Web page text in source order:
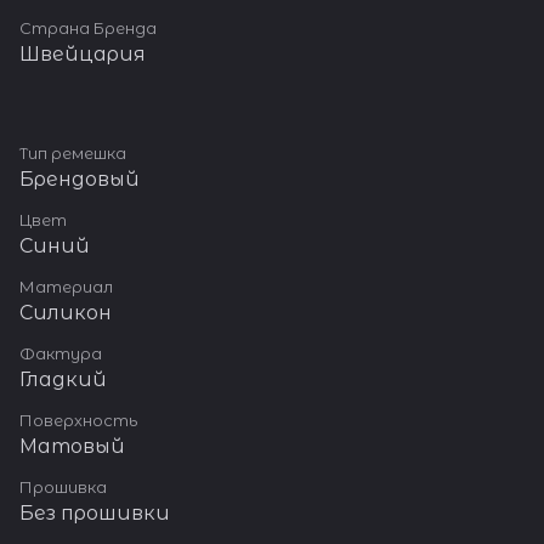
Страна Бренда
Швейцария
Тип ремешка
Брендовый
Цвет
Синий
Материал
Силикон
Фактура
Гладкий
Поверхность
Матовый
Прошивка
Без прошивки